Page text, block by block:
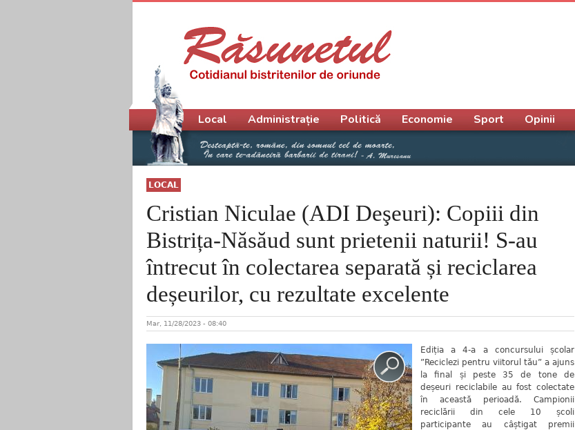
LOCAL
Cristian Niculae (ADI Deşeuri): Copiii din
Bistrița-Năsăud sunt prietenii naturii! S-au
întrecut în colectarea separată și reciclarea
deșeurilor, cu rezultate excelente
Mar, 11/28/2023 - 08:40
Ediția a 4-a a concursului școlar
”Reciclezi pentru viitorul tău” a ajuns
la final și peste 35 de tone de
deșeuri reciclabile au fost colectate
în această perioadă. Campionii
reciclării din cele 10 școli
participante au câștigat premii
Meniu principal
Local Administrație Politică Economie Sport Opinii